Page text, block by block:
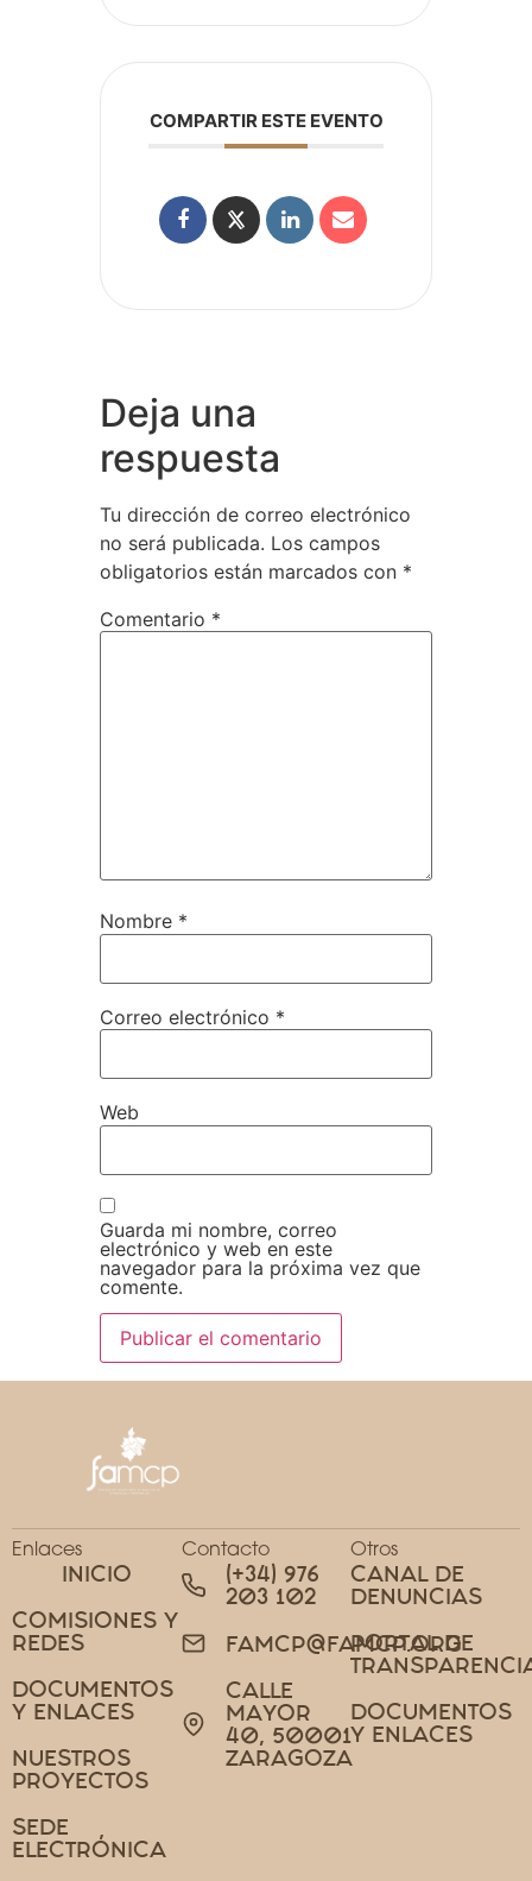
COMPARTIR ESTE EVENTO
Deja una
respuesta
Tu dirección de correo electrónico
no será publicada. Los campos
obligatorios están marcados con *
Comentario *
Nombre *
Correo electrónico *
Web
Guarda mi nombre, correo
electrónico y web en este
navegador para la próxima vez que
comente.
Enlaces
INICIO
COMISIONES Y
REDES
DOCUMENTOS
Y ENLACES
NUESTROS
PROYECTOS
SEDE
ELECTRÓNICA
Contacto
(+34) 976
203 102
FAMCP@FAMCP.ORG
CALLE
MAYOR
40, 50001
ZARAGOZA
Otros
CANAL DE
DENUNCIAS
PORTAL DE
DOCUMENTOS
Y ENLACES